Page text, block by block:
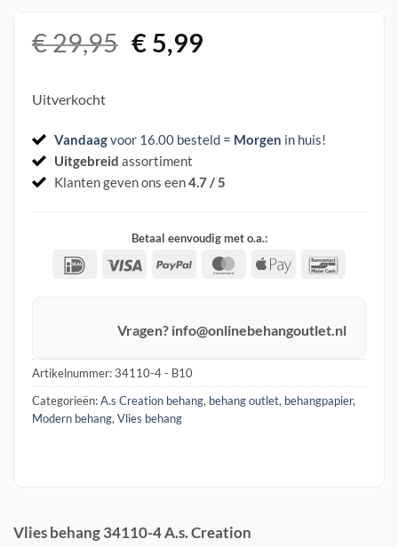
€29,95 Oorspronkelijke
prijs
€5,99Huidige
Uitverkocht
Vandaagvoor 16.00 besteld = Morgen in huis!
Uitgebreid assortiment
Klanten geven ons een4.7 / 5
Betaal eenvoudig met o.a.:
IDeal Visa PayPal MasterCard
Apple
Vragen? info@onlinebehangoutlet.nl
Artikelnummer:34110-4 - B10
Categorieën:A.s Creation behang, behang outlet, behangpapier,
Modern behang, Vlies behang
Vlies behang 34110-4 A.s. Creation